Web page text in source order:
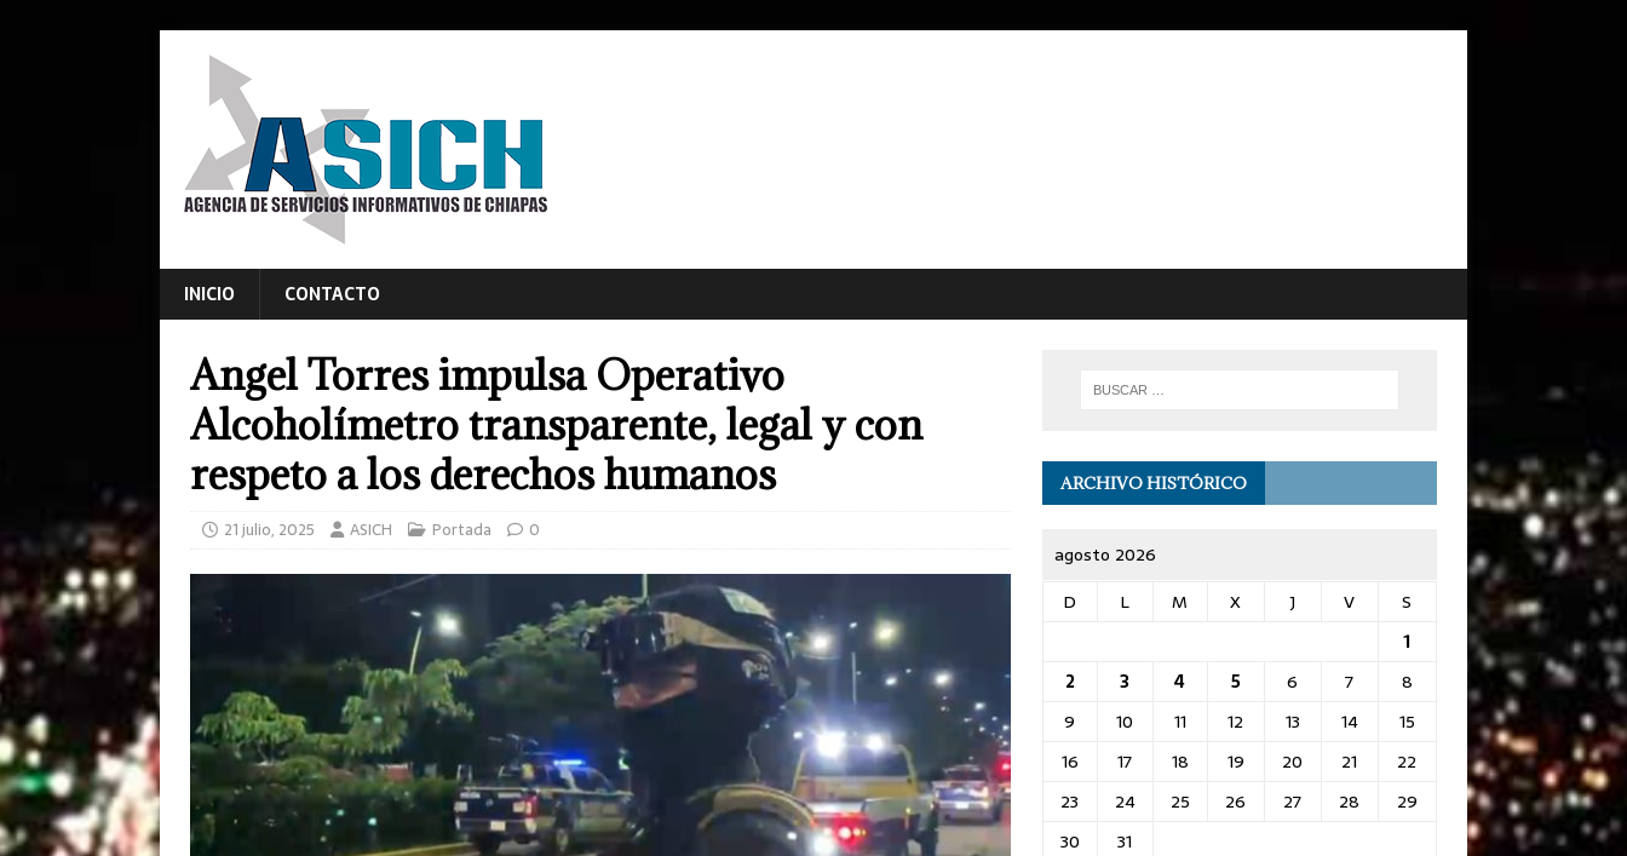
INICIO CONTACTO
Angel Torres impulsa Operativo
Alcoholímetro transparente, legal y con
respeto a los derechos humanos
21 julio, 2025 ASICH Portada 0
ARCHIVO HISTÓRICO
agosto 2026
D
L M X J V
S
1
2
3 4 5 6 7
8
9
10 11 12 13 14
15
16
17 18 19 20 21
22
23
24 25 26 27 28
29
30
31